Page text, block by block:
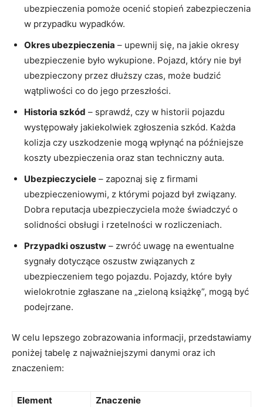
ubezpieczenia pomoże ocenić stopień zabezpieczenia
w przypadku wypadków.
Okres ubezpieczenia – upewnij się, na jakie okresy
ubezpieczenie było wykupione. Pojazd, który nie był
ubezpieczony przez dłuższy czas, może budzić
wątpliwości co do jego przeszłości.
Historia szkód – sprawdź, czy w historii pojazdu
występowały jakiekolwiek zgłoszenia szkód. Każda
kolizja czy uszkodzenie mogą wpłynąć na późniejsze
koszty ubezpieczenia oraz stan techniczny auta.
Ubezpieczyciele – zapoznaj się z firmami
ubezpieczeniowymi, z którymi pojazd był związany.
Dobra reputacja ubezpieczyciela może świadczyć o
solidności obsługi i rzetelności w rozliczeniach.
Przypadki oszustw – zwróć uwagę na ewentualne
sygnały dotyczące oszustw związanych z
ubezpieczeniem tego pojazdu. Pojazdy, które były
wielokrotnie zgłaszane na „zieloną książkę”, mogą być
podejrzane.
W celu lepszego zobrazowania informacji, przedstawiamy
poniżej tabelę z najważniejszymi danymi oraz ich
znaczeniem:
Element
Znaczenie